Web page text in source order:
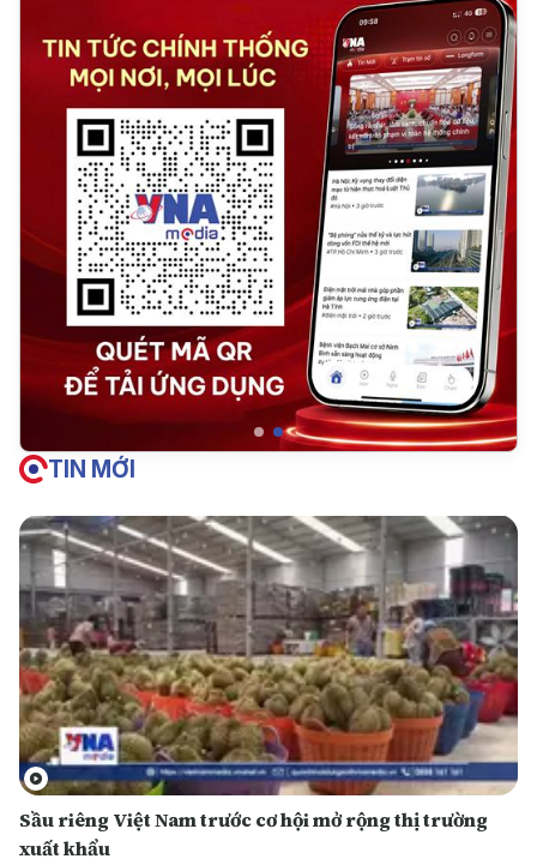
TIN MỚI
Sầu riêng Việt Nam trước cơ hội mở rộng thị trường
xuất khẩu